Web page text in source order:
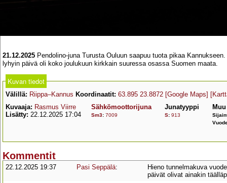
21.12.2025 Pendolino-juna Turusta Ouluun saapuu tuota pikaa
lyhyin päivä oli koko joulukuun kirkkain suuressa osassa Suomen maata.
Kuvan tiedot
Välillä: Riippa–Kannus Koordinaatit: 63.895 23.8872 [Google Maps]
Kuvaaja: Rasmus Viirre
Lisätty: 22.12.2025 17:04
Sähkömoottorijuna
Sm3: 7009
Junatyyppi
S: 913
Kommentit
22.12.2025 19:37 Pasi Seppälä:
Hieno tunnelmakuva
päivät olivat ainakin